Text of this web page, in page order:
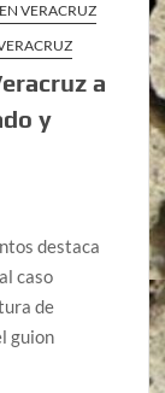
VERACRUZ
a
y
destaca
caso
de
guion